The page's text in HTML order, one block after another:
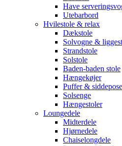
Have
Utebarbord
Hvilestole & relax
Dækstole
Solvogne &
Strandstole
Solstole
Baden-baden stole
Hængekøjer
Puffer &
Solsenge
Hængestoler
Loungedele
Midterdele
Hjørnedele
Chaiselongdele